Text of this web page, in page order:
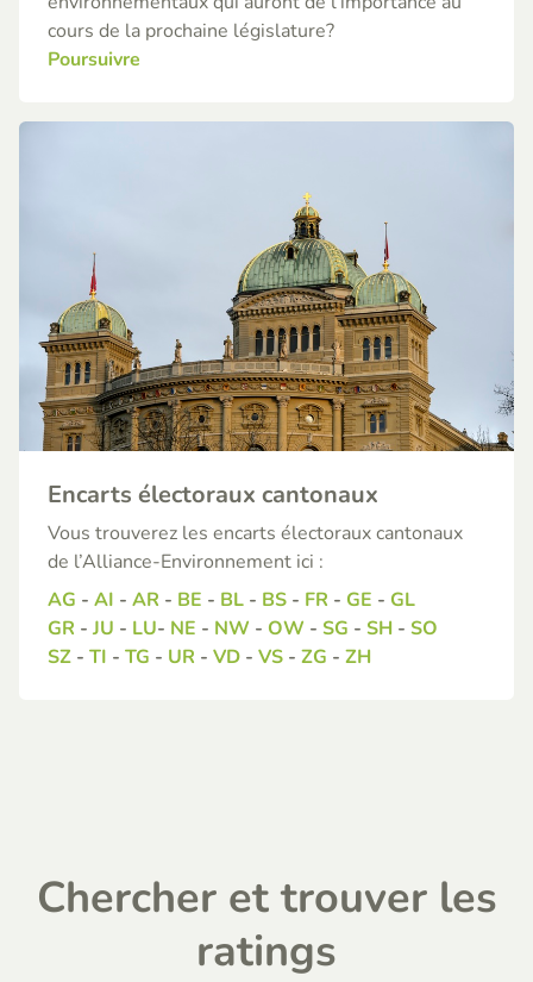
cours de la prochaine législature?
Poursuivre
Encarts électoraux cantonaux
Vous trouverez les encarts électoraux cantonaux
de l’Alliance-Environnement ici :
AG - AI - AR - BE - BL - BS - FR - GE - GL
GR - JU - LU- NE - NW - OW - SG - SH - SO
SZ - TI - TG - UR - VD - VS - ZG - ZH
Chercher et trouver les
ratings